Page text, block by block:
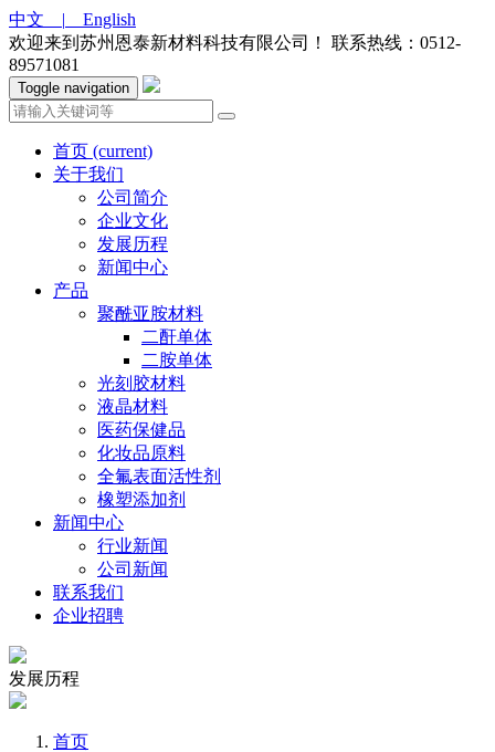
中文 | English
欢迎来到苏州恩泰新材料科技有限公司！
联系热线：0512-
89571081
Toggle navigation
首页 (current)
关于我们
公司简介
企业文化
发展历程
新闻中心
产品
聚酰亚胺材料
二酐单体
二胺单体
光刻胶材料
液晶材料
医药保健品
化妆品原料
全氟表面活性剂
橡塑添加剂
新闻中心
行业新闻
公司新闻
联系我们
企业招聘
发展历程
首页